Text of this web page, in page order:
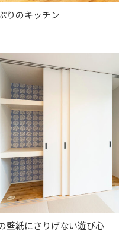
りのキッチン
壁紙にさりげない遊び心